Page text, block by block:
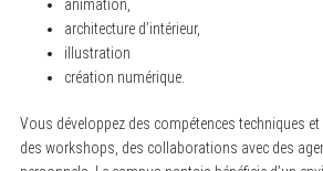
animation,
architecture d’intérieur,
illustration
création numérique.
Vous développez des compétences techniques
des workshops, des collaborations avec des